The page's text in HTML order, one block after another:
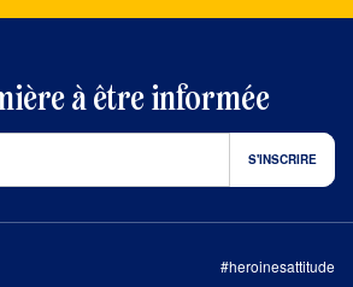
à être informée
#heroinesattitude